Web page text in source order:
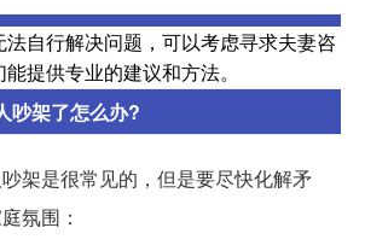
自行解决问题，可以考虑寻求夫妻咨
提供专业的建议和方法。
吵架了怎么办?
架是很常见的，但是要尽快化解矛
氛围：